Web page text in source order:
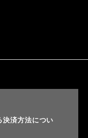
済方法につい